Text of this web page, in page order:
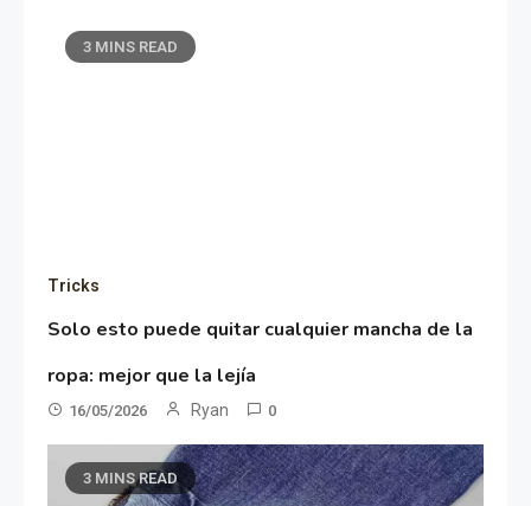
3 MINS READ
Tricks
Solo esto puede quitar cualquier mancha de la
ropa: mejor que la lejía
16/05/2026 Ryan 0
3 MINS READ